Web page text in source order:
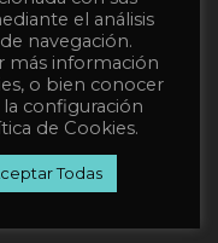
863
Singulart:
el análisis
navegación.
más información
o bien conocer
configuración
de Cookies.
Todas